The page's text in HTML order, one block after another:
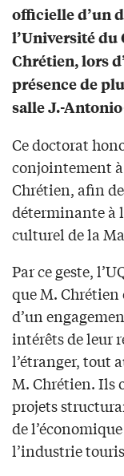
officielle d’un
l’Université du
Chrétien, lors
présence de
salle J.-
Ce doctorat
conjointement
Chrétien, afin
déterminante à
culturel de la
Par ce geste,
que M.
d’un
intérêts de leur
l’étranger, tout
M. Chrétien. Ils
projets
de
l’industrie